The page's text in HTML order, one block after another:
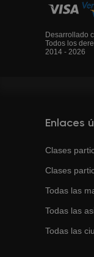
Desarrollado
Todos los
2014 - 2026
Enlaces
Clases
Clases
Todas las
Todas las
Todas las